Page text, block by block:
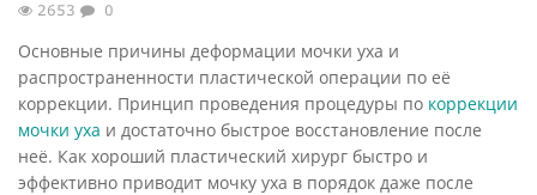
2653
0
Основные причины деформации мочки уха и
распространенности пластической операции по её
коррекции. Принцип проведения процедуры по коррекции
мочки уха и достаточно быстрое восстановление после
неё. Как хороший пластический хирург быстро и
эффективно приводит мочку уха в порядок даже после